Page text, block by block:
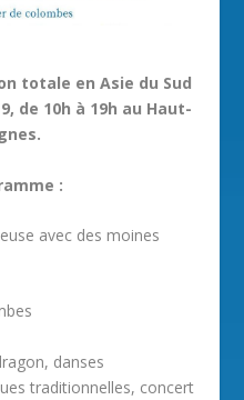
totale en Asie du Sud
de 10h à 19h au Haut-
:
avec des moines
danses
traditionnelles, concert